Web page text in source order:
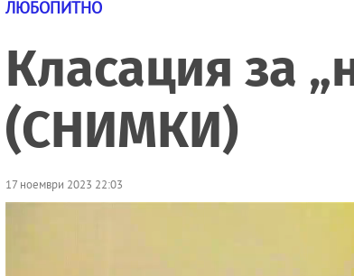
ЛЮБОПИТНО
Класация за
(СНИМКИ)
17 ноември 2023 22:03